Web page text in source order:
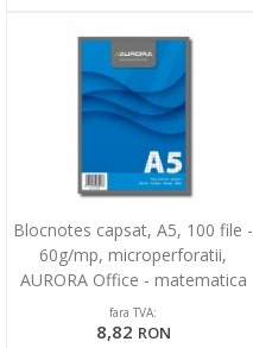
Blocnotes capsat, A5, 100 file -
60g/mp, microperforatii,
AURORA Office - matematica
fara TVA:
8,82 RON